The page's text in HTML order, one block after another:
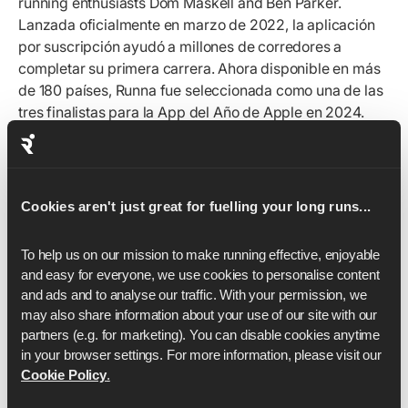
Cookies aren't just great for fuelling your long runs...
To help us on our mission to make running effective, enjoyable
and easy for everyone, we use cookies to personalise content
and ads and to analyse our traffic. With your permission, we
may also share information about your use of our site with our
partners (e.g. for marketing). You can disable cookies anytime
in your browser settings. For more information, please visit our
Cookie Policy.
Lanzada oficialmente en marzo de 2022, la aplicación
por suscripción ayudó a millones de corredores a
completar su primera carrera. Ahora disponible en más
de 180 países, Runna fue seleccionada como una de las
tres finalistas para la App del Año de Apple en 2024.
To learn more about the company and follow along on